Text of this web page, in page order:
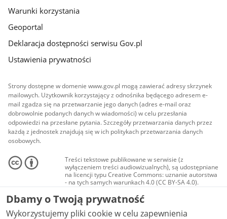
Warunki korzystania
Geoportal
Deklaracja dostępności serwisu Gov.pl
Ustawienia prywatności
Strony dostępne w domenie www.gov.pl mogą zawierać adresy skrzynek
mailowych. Użytkownik korzystający z odnośnika będącego adresem e-
mail zgadza się na przetwarzanie jego danych (adres e-mail oraz
dobrowolnie podanych danych w wiadomości) w celu przesłania
odpowiedzi na przesłane pytania. Szczegóły przetwarzania danych przez
każdą z jednostek znajdują się w ich politykach przetwarzania danych
osobowych.
Treści tekstowe publikowane w serwisie (z
wyłączeniem treści audiowizualnych), są udostępniane
na licencji typu Creative Commons: uznanie autorstwa
- na tych samych warunkach 4.0 (CC BY-SA 4.0).
Materiały audiowizualne, w tym zdjęcia, materiały
audio i wideo, są udostępniane na licencji typu
Creative Commons: uznanie autorstwa użycie
niekomercyjne - bez utworów zależnych 4.0 (CC BY-
Dbamy o Twoją prywatność
Wykorzystujemy pliki cookie w celu zapewnienia